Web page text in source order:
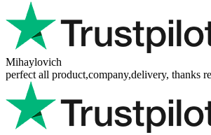
Mihaylovich
perfect all product,company,delivery, thanks